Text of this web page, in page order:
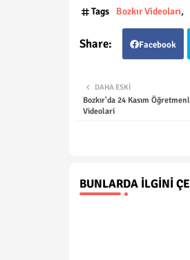
Tags Bozkır Videoları
Facebook
DAHA ESKI
Bozkır'da 24 Kasım
Videolari
BUNLARDA İLGINI